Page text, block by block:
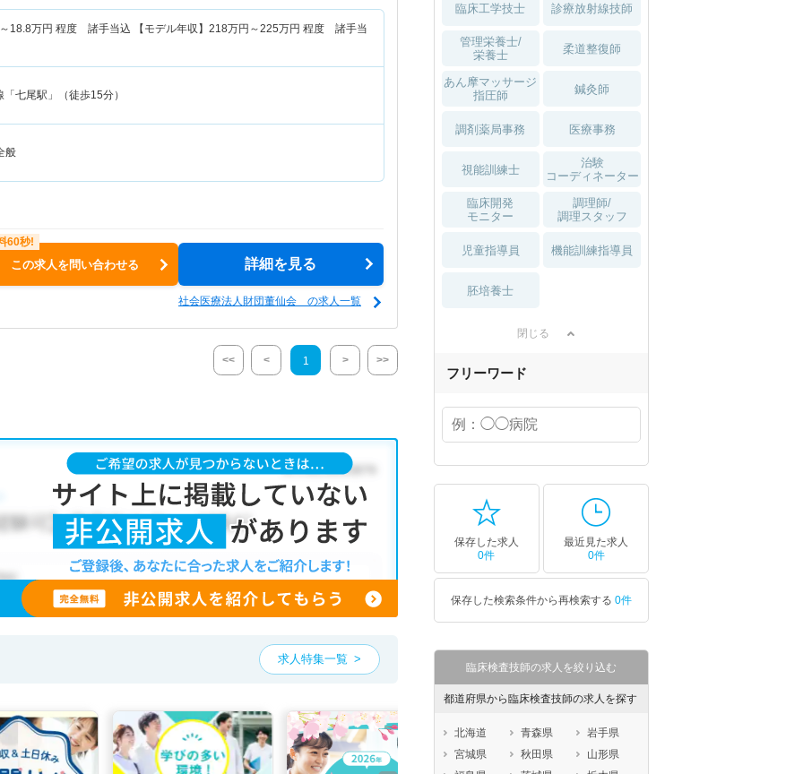
18.8万円 程度 諸手当込 【モデル年収】 218万円～225万円 程度 諸手当
七尾駅」（徒歩15分）
般
この求人を問い合わせる 詳細を見る
社会医療法人財団董仙会 の求人一覧
<< < 1 > >>
求人特集一覧
臨床工学技士 診療放射線技師
管理栄養士/
栄養士
柔道整復師
あん摩マッサージ
指圧師
鍼灸師
調剤薬局事務 医療事務
視能訓練士
治験
コーディネーター
臨床開発
モニター
調理師/
調理スタッフ
児童指導員 機能訓練指導員
胚培養士
閉じる
フリーワード
保存した求人
0件
最近見た求人
0件
保存した検索条件から再検索する 0件
臨床検査技師の求人を絞り込む
都道府県から臨床検査技師の求人を探す
北海道 青森県
岩手県
宮城県
秋田県
山形県